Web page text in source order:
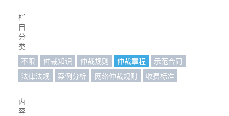
栏
目
分
类
不限 仲裁知识 仲裁规则 仲裁章程
示范合同
法律法规
案例分析 网络仲裁规则 收费标准
内
容